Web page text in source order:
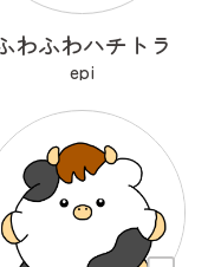
わふわハチトラ
epi